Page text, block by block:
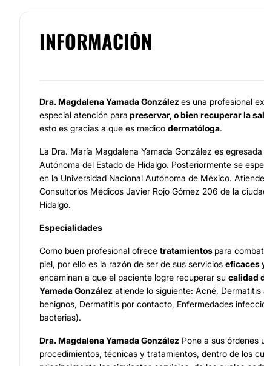
INFORMACIÓN
Dra. Magdalena Yamada González es una profesional
especial atención para preservar, o bien recuperar la
esto es gracias a que es medico dermatóloga.
La Dra. María Magdalena Yamada González es
Autónoma del Estado de Hidalgo. Posteriormente se
en la Universidad Nacional Autónoma de México.
Consultorios Médicos Javier Rojo Gómez 206 de la
Hidalgo.
Especialidades
Como buen profesional ofrece tratamientos para
piel, por ello es la razón de ser de sus servicios eficaces
encaminan a que el paciente logre recuperar su calidad
Yamada González atiende lo siguiente: Acné, Dermatitis
benignos, Dermatitis por contacto, Enfermedades
bacterias).
Dra. Magdalena Yamada González Pone a sus órdenes
procedimientos, técnicas y tratamientos, dentro de los